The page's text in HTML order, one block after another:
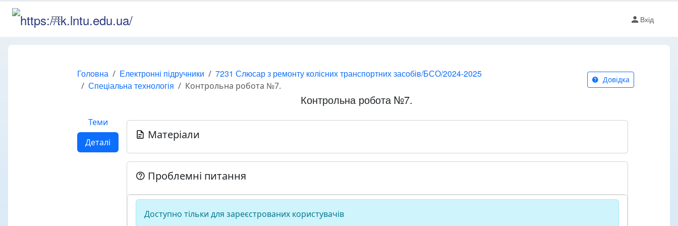
Вхід
Головна Електронні підручники
7231 Слюсар з ремонту колісних транспортних засобів/БСО/2024-2025
Спеціальна технологія
Контрольна робота №7.
Довідка
Контрольна робота №7.
Теми
Деталі
Матеріали
Проблемні питання
Доступно тільки для зареєстрованих користувачів